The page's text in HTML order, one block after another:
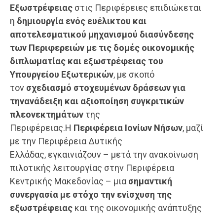
Εξωστρέφειας στις Περιφέρειες επιδιώκεται
η δημιουργία ενός ευέλικτου και
αποτελεσματικού μηχανισμού διασύνδεσης
των Περιφερειών με τις δομές οικονομικής
διπλωματίας και εξωστρέφειας του
Υπουργείου Εξωτερικών, με σκοπό
τον σχεδιασμό στοχευμένων δράσεωνγια
τηνανάδειξη και αξιοποίηση συγκριτικών
πλεονεκτημάτων της
Περιφέρειας.Η Περιφέρεια Ιονίων Νήσων, μαζί
με την Περιφέρεια Δυτικής
Ελλάδας, εγκαινιάζουν – μετά την ανακοίνωση
πιλοτικής λειτουργίας στην Περιφέρεια
Κεντρικής Μακεδονίας – μια σημαντική
συνεργασία με στόχο την ενίσχυση της
εξωστρέφειας και της οικονομικής ανάπτυξης